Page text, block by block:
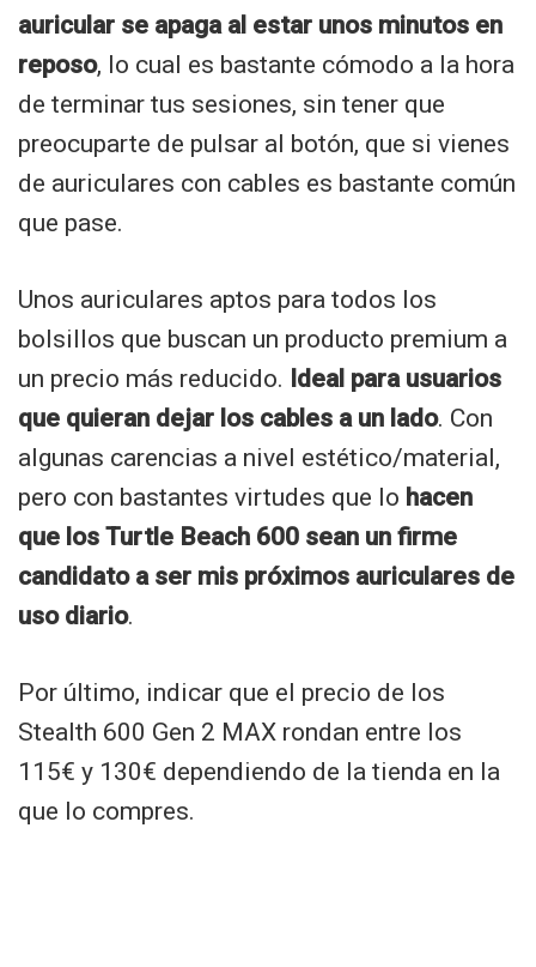
auricular se apaga al estar unos minutos en
reposo, lo cual es bastante cómodo a la hora
de terminar tus sesiones, sin tener que
preocuparte de pulsar al botón, que si vienes
de auriculares con cables es bastante común
que pase.
Unos auriculares aptos para todos los
bolsillos que buscan un producto premium a
un precio más reducido. Ideal para usuarios
que quieran dejar los cables a un lado. Con
algunas carencias a nivel estético/material,
pero con bastantes virtudes que lo hacen
que los Turtle Beach 600 sean un firme
candidato a ser mis próximos auriculares de
uso diario.
Por último, indicar que el precio de los
Stealth 600 Gen 2 MAX rondan entre los
115€ y 130€ dependiendo de la tienda en la
que lo compres.